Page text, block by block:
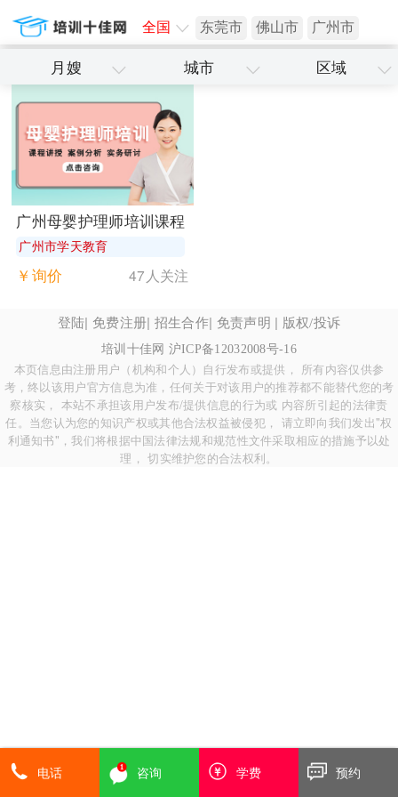
全国 东莞市 佛山市 广州市
深圳市
月嫂 城市 区域
广州母婴护理师培训课程
广州市学天教育
￥询价 47人关注
登陆| 免费注册| 招生合作| 免责声明 | 版权/投诉
培训十佳网 沪ICP备12032008号-16
本页信息由注册用户（机构和个人）自行发布或提供， 所有内容仅供参
考，终以该用户官方信息为准，任何关于对该用户的推荐都不能替代您的考
察核实， 本站不承担该用户发布/提供信息的行为或 内容所引起的法律责
任。当您认为您的知识产权或其他合法权益被侵犯， 请立即向我们发出"权
利通知书"，我们将根据中国法律法规和规范性文件采取相应的措施予以处
理， 切实维护您的合法权利。
电话 咨询 学费 预约